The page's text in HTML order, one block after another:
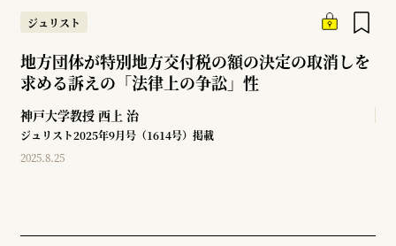
ジュリスト
地方団体が特別地方交付税の額の決定の取消しを
求める訴えの「法律上の争訟」性
神戸大学教授 西上 治
ジュリスト2025年9月号（1614号）掲載
2025.8.25